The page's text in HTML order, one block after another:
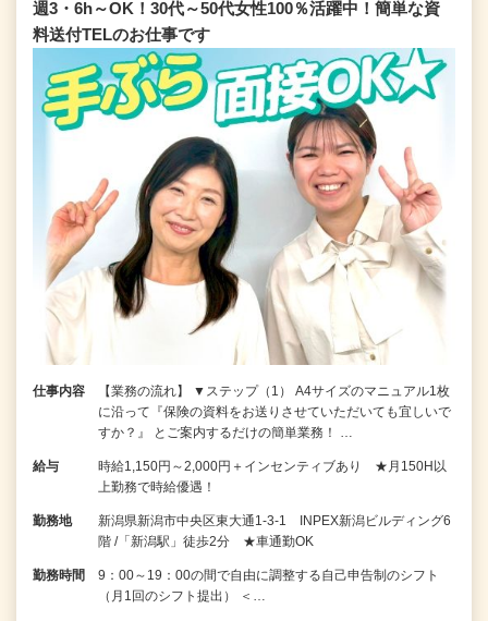
週3・6h～OK！30代～50代女性100％活躍中！簡単な資
料送付TELのお仕事です
仕事内容
【業務の流れ】 ▼ステップ（1） A4サイズのマニュアル1枚
に沿って『保険の資料をお送りさせていただいても宜しいで
すか？』 とご案内するだけの簡単業務！ …
給与
時給1,150円～2,000円＋インセンティブあり ★月150H以
上勤務で時給優遇！
勤務地
新潟県新潟市中央区東大通1-3-1 INPEX新潟ビルディング6
階 /「新潟駅」徒歩2分 ★車通勤OK
勤務時間
9：00～19：00の間で自由に調整する自己申告制のシフト
（月1回のシフト提出） ＜…